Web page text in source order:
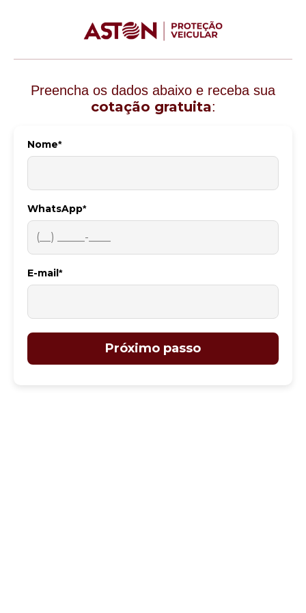
Preencha os dados abaixo e receba sua
cotação gratuita:
Nome*
WhatsApp*
E-mail*
Próximo passo